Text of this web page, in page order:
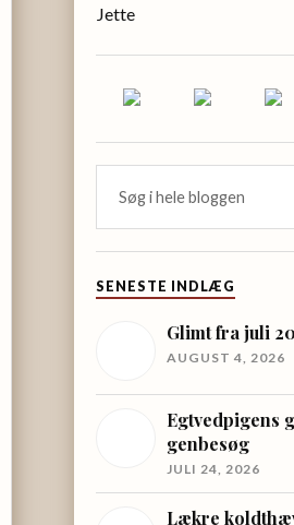
Jette
SENESTE INDLÆG
Glimt fra juli
AUGUST 4, 2026
Egtvedpigens
genbesøg
JULI 24, 2026
Lækre